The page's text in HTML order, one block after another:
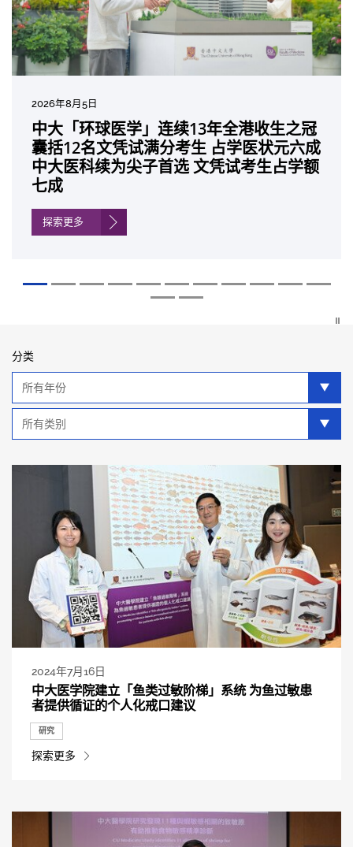
2026年8月5日
中大「环球医学」连续13年全港收生之冠
囊括12名文凭试满分考生 占学医状元六成
中大医科续为尖子首选 文凭试考生占学额
七成
探索更多
2026年7月27日
中大成立崭新 ITECH医疗科技评估平台 推
动健康经济分析及价值医疗
2026年7月10日
中大研发「AI-OCT」系统助测糖尿黄斑水
肿 假阳性转介个案锐减六成 缩短患者轮
候诊症时间
2026年7月10日
中大黄秀娟教授获颁中国工程界最高荣誉
「光华工程科技奖」 成为今届医药衞生领
域唯一香港学者
2026年7月7日
中大新设「香港中文大学凤凰奖学金」嘉
许公开试状元 鼓励学医状元走出课堂放眼
世界 装备21世纪妙手仁医
2026年6月29日
中大全新一站式PGT-Plus方案 精准辨识
传统检测中复杂基因异常「盲点」 降低人
工受孕流产及异常妊娠风险
2026年6月22日
中大发现青光眼治疗新靶点 小鼠实验证实
可恢复七成视力 有助开创崭新神经保护疗
法
2026年6月17日
中大成功拆解肝癌免疫治疗耐药性机制 揭
一种免疫细胞具「除废喂食」新功能助癌
细胞耐药性
2026年6月10日
中大与多名全球专家共同牵头跨国肺癌研
究 逾半晚期ALK阳性肺癌病人七年无恶化
因特定基因异常而引起的肺癌有望变成
「慢性病」 患者可与病共存
探索更多
2026年6月5日
中大教授陈重娥获颁「清野裕杰出领袖
奖」 成为本港首名学者荣膺亚洲糖尿病教
研最高荣誉
2026年6月2日
中大汇聚逾200位区域专家 探讨私人医疗
保险如何推动全民健康覆盖
探索更多
2026年5月19日
中大张源津医生成首位亚洲研究员 荣获国
际泌尿科权威奖项John K. Lattimer 讲座
奖
2026年5月14日
中大取得「从实验室到临床应用」研究突
破 初步证实GLP-1药物可改善严重中风康
复情况
分类
类
类
2024年7月16日
中大医学院建立「鱼类过敏阶梯」系统 为鱼过敏患
者提供循证的个人化戒口建议
研究
探索更多